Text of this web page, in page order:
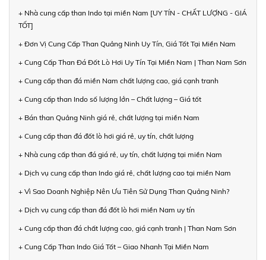
+ Nhà cung cấp than Indo tại miền Nam [UY TÍN - CHẤT LƯỢNG - GIÁ
TỐT]
+ Đơn Vị Cung Cấp Than Quảng Ninh Uy Tín, Giá Tốt Tại Miền Nam
+ Cung Cấp Than Đá Đốt Lò Hơi Uy Tín Tại Miền Nam | Than Nam Sơn
+ Cung cấp than đá miền Nam chất lượng cao, giá cạnh tranh
+ Cung cấp than Indo số lượng lớn – Chất lượng – Giá tốt
+ Bán than Quảng Ninh giá rẻ, chất lượng tại miền Nam
+ Cung cấp than đá đốt lò hơi giá rẻ, uy tín, chất lượng
+ Nhà cung cấp than đá giá rẻ, uy tín, chất lượng tại miền Nam
+ Dịch vụ cung cấp than Indo giá rẻ, chất lượng cao tại miền Nam
+ Vì Sao Doanh Nghiệp Nên Ưu Tiên Sử Dụng Than Quảng Ninh?
+ Dịch vụ cung cấp than đá đốt lò hơi miền Nam uy tín
+ Cung cấp than đá chất lượng cao, giá cạnh tranh | Than Nam Sơn
+ Cung Cấp Than Indo Giá Tốt – Giao Nhanh Tại Miền Nam